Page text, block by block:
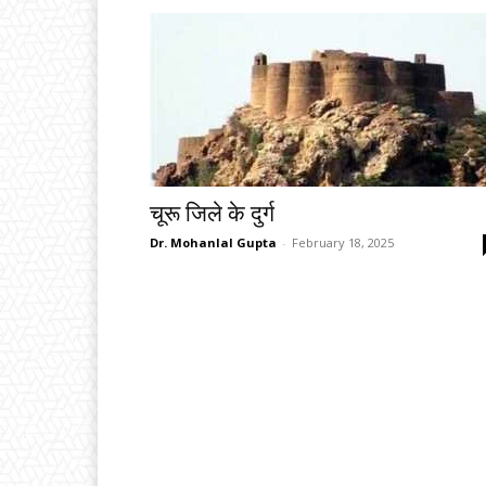
चूरू जिले के दुर्ग
Dr. Mohanlal Gupta - February 18, 2025